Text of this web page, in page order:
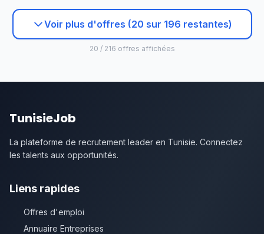
Voir plus d'offres (20 sur 196 restantes)
20 / 216 offres affichées
TunisieJob
La plateforme de recrutement leader en Tunisie. Connectez
les talents aux opportunités.
Liens rapides
Offres d'emploi
Annuaire Entreprises